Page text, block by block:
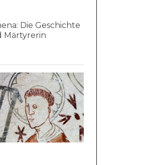
Die Geschichte
Märtyrerin